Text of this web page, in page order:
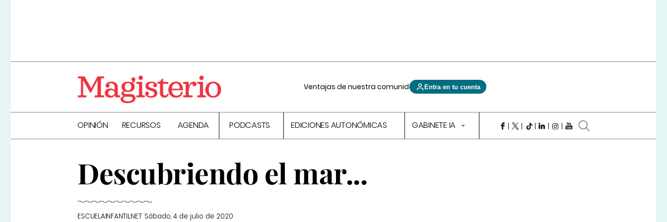
Ventajas de nuestra comunidad Entra en tu cuenta
OPINIÓN RECURSOS AGENDA PODCASTS EDICIONES AUTONÓMICAS GABINETE IA
Descubriendo el mar...
ESCUELAINFANTIL.NET Sábado, 4 de julio de 2020